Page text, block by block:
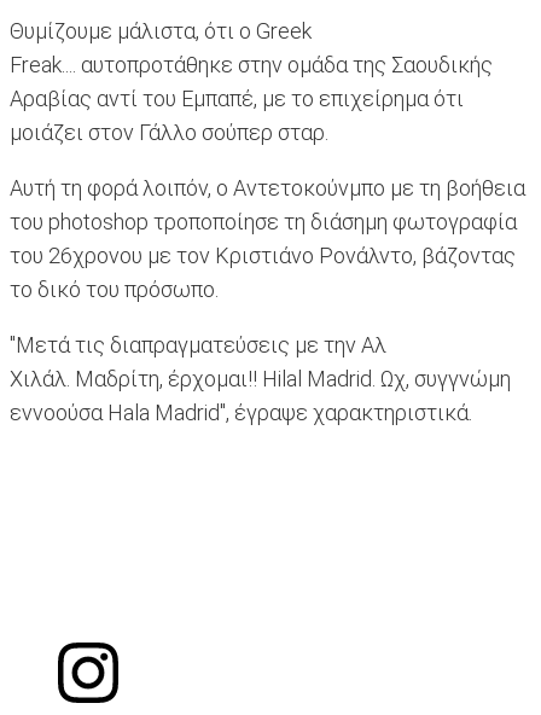
Θυμίζουμε μάλιστα, ότι ο Greek
Freak.... αυτοπροτάθηκε στην ομάδα της Σαουδικής
Αραβίας αντί του Εμπαπέ, με το επιχείρημα ότι
μοιάζει στον Γάλλο σούπερ σταρ.
Αυτή τη φορά λοιπόν, ο Αντετοκούνμπο με τη βοήθεια
του photoshop τροποποίησε τη διάσημη φωτογραφία
του 26χρονου με τον Κριστιάνο Ρονάλντο, βάζοντας
το δικό του πρόσωπο.
"Μετά τις διαπραγματεύσεις με την Αλ
Χιλάλ. Μαδρίτη, έρχομαι!! Hilal Madrid. Ωχ, συγγνώμη
εννοούσα Hala Madrid", έγραψε χαρακτηριστικά.